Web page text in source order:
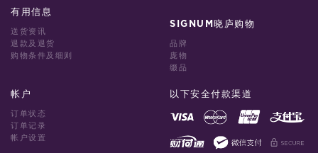
有用信息
送货资讯
退款及退货
购物条件及细则
SIGNUM晓庐购物
品牌
庞物
缀品
帐户
订单状态
订单记录
帐户设置
以下安全付款渠道